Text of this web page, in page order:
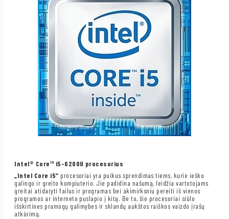
Intel® Core™ i5-6200U procesorius
„Intel Core i5“ procesoriai yra puikus sprendimas tiems, kurie ieško
galingo ir greito kompiuterio. Jie padidina našumą, leidžia vartotojams
greitai atidaryti failus ir programas bei akimirksniu pereiti iš vienos
programos ar interneto puslapio į kitą. Be to, šie procesoriai siūlo
išskirtines pramogų galimybes ir sklandų aukštos raiškos vaizdo įrašų
atkūrimą.